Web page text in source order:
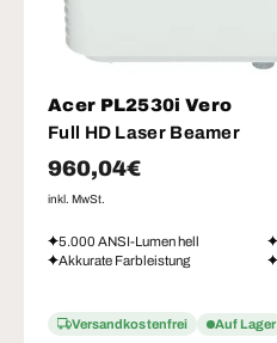
Acer PL2530i Vero
Full HD Laser Beamer
Normaler Preis
960,04€
inkl. MwSt.
5.000 ANSI-Lumen hell
Akkurate Farbleistung
Versandkostenfrei Auf Lager